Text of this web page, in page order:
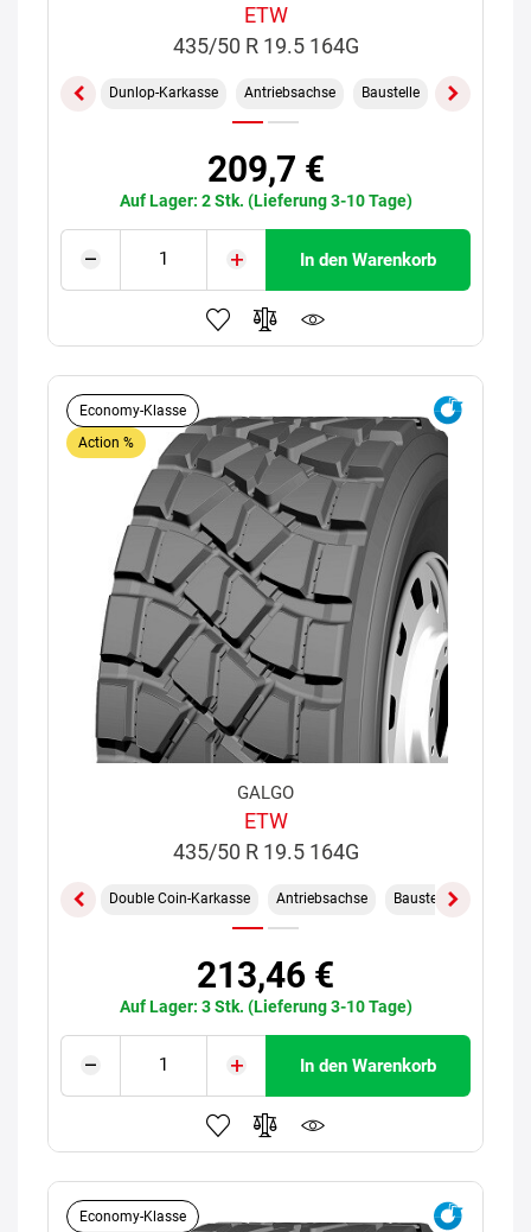
ETW
435/50 R 19.5 164G
Dunlop-Karkasse Antriebsachse Baustelle
209,7 €
Auf Lager: 2 Stk. (Lieferung 3-10 Tage)
In den Warenkorb
Economy-Klasse
Action %
GALGO
ETW
435/50 R 19.5 164G
Double Coin-Karkasse Antriebsachse Baustelle
213,46 €
Auf Lager: 3 Stk. (Lieferung 3-10 Tage)
In den Warenkorb
Economy-Klasse